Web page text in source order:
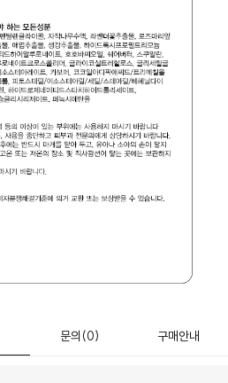
문의 (0) 구매안내